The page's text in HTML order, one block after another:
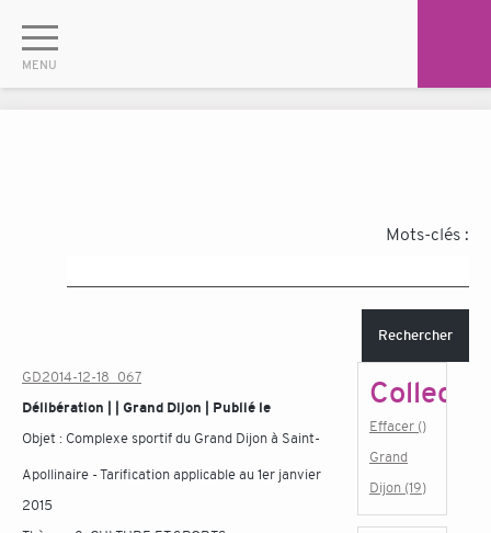
Mots-clés :
Rechercher
GD2014-12-18_067
Délibération | | Grand Dijon | Publié le
Objet : Complexe sportif du Grand Dijon à Saint-
Apollinaire - Tarification applicable au 1er janvier
2015
Effacer ()
Grand
Dijon (19)